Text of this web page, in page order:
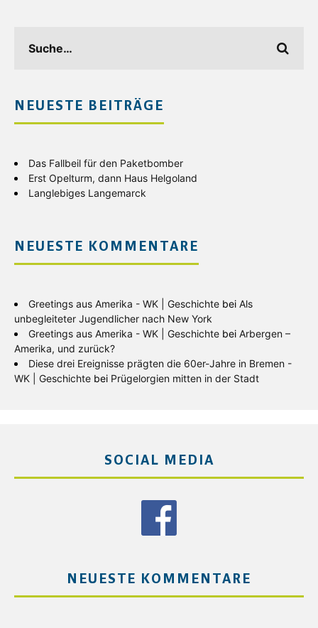
NEUESTE BEITRÄGE
Das Fallbeil für den Paketbomber
Erst Opelturm, dann Haus Helgoland
Langlebiges Langemarck
NEUESTE KOMMENTARE
Greetings aus Amerika - WK | Geschichte bei Als
unbegleiteter Jugendlicher nach New York
Greetings aus Amerika - WK | Geschichte bei Arbergen –
Amerika, und zurück?
Diese drei Ereignisse prägten die 60er-Jahre in Bremen -
WK | Geschichte bei Prügelorgien mitten in der Stadt
SOCIAL MEDIA
NEUESTE KOMMENTARE